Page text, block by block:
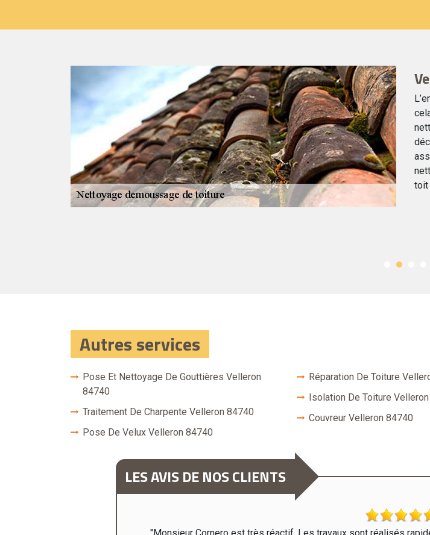
toit
Autres services
Pose Et Nettoyage De Gouttières Velleron
84740
Traitement De Charpente Velleron 84740
Pose De Velux Velleron 84740
Réparation De Toiture
Isolation De Toiture
Couvreur Velleron 84740
LES AVIS DE NOS CLIENTS